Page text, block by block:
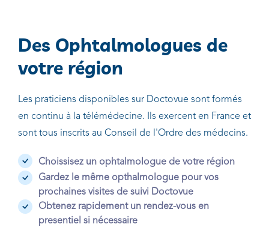
Des Ophtalmologues de
votre région
Les praticiens disponibles sur Doctovue sont formés
en continu à la télémédecine. Ils exercent en France et
sont tous inscrits au Conseil de l'Ordre des médecins.
Choissisez un ophtalmologue de votre région
Gardez le même opthalmologue pour vos
prochaines visites de suivi Doctovue
Obtenez rapidement un rendez-vous en
presentiel si nécessaire